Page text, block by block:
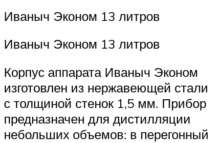
Иваныч Эконом 13 литров
Иваныч Эконом 13 литров
Корпус аппарата Иваныч Эконом
изготовлен из нержавеющей стали
с толщиной стенок 1,5 мм. Прибор
предназначен для дистилляции
небольших объемов: в перегонный